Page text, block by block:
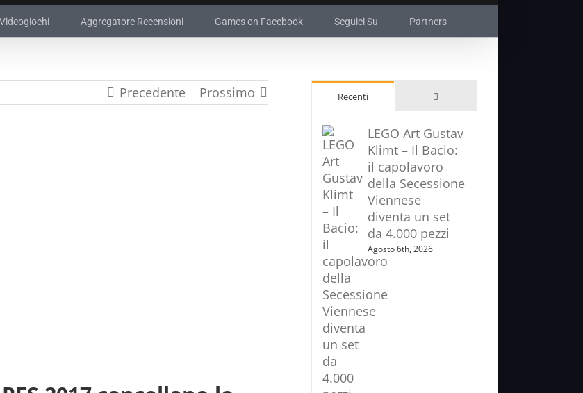
Aggregatore Recensioni Games on Facebook Seguici Su Partners
Precedente Prossimo Recenti Commenti
LEGO Art Gustav
Klimt – Il Bacio:
il capolavoro
della Secessione
Viennese
diventa un set
da 4.000 pezzi
Agosto 6th, 2026